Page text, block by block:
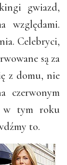
gwiazd,
względami.
Celebryci,
są za
z domu, nie
czerwonym
w tym roku
to.